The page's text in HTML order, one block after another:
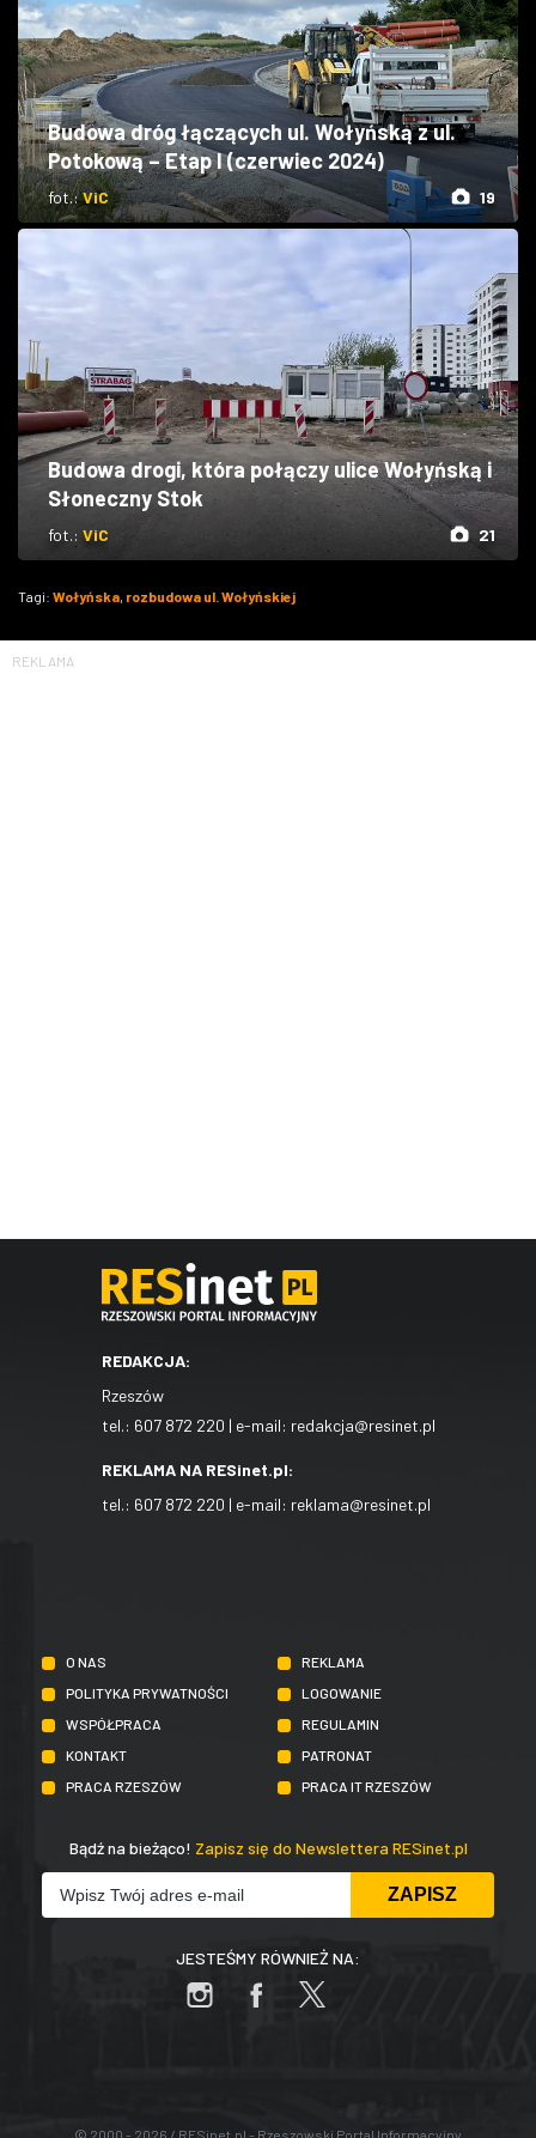
Budowa dróg łączących ul. Wołyńską z ul.
Potokową – Etap I (czerwiec 2024)
fot.:ViC 19
Budowa drogi, która połączy ulice Wołyńską i
Słoneczny Stok
fot.:ViC 21
Tagi: Wołyńska, rozbudowa ul. Wołyńskiej
REKLAMA
REDAKCJA:
Rzeszów
tel.: 607 872 220 | e-mail: redakcja@resinet.pl
REKLAMA NA RESinet.pl:
tel.: 607 872 220 | e-mail: reklama@resinet.pl
O NAS
REKLAMA
POLITYKA PRYWATNOŚCI
LOGOWANIE
WSPÓŁPRACA
REGULAMIN
KONTAKT
PATRONAT
PRACA RZESZÓW
PRACA IT RZESZÓW
Bądź na bieżąco! Zapisz się do Newslettera RESinet.pl
JESTEŚMY RÓWNIEŻ NA:
© 2000 - 2026 / RESinet.pl - Rzeszowski Portal Informacyjny